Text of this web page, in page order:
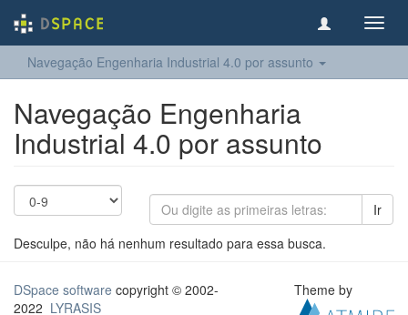
Navegação Engenharia Industrial 4.0 por assunto
Navegação Engenharia
Industrial 4.0 por assunto
Ir
Desculpe, não há nenhum resultado para essa busca.
DSpace software copyright © 2002-
2022 LYRASIS
Theme by